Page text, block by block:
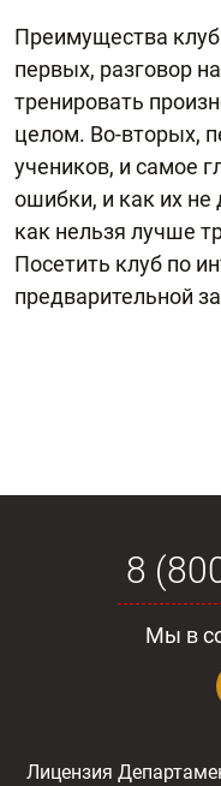
Преимущества
первых, разговор
тренировать
целом. Во-вторых,
учеников, и самое
ошибки, и как их не
как нельзя лучше
Посетить клуб по
предварительной
8
Мы в
Лицензия